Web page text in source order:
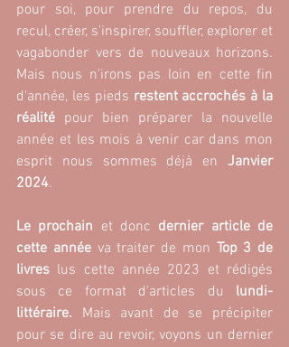
pour soi, pour prendre du repos, du
recul, créer, s'inspirer, souffler, explorer et
vagabonder vers de nouveaux horizons.
Mais nous n'irons pas loin en cette fin
d'année, les pieds restent accrochés à la
réalité pour bien préparer la nouvelle
année et les mois à venir car dans mon
esprit nous sommes déjà en Janvier
2024.
Le prochain et donc dernier article de
cette année va traiter de mon Top 3 de
livres lus cette année 2023 et rédigés
sous ce format d'articles du lundi-
littéraire. Mais avant de se précipiter
pour se dire au revoir, voyons un dernier